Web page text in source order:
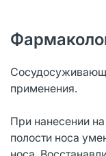
применения.
При нанесении
полости носа